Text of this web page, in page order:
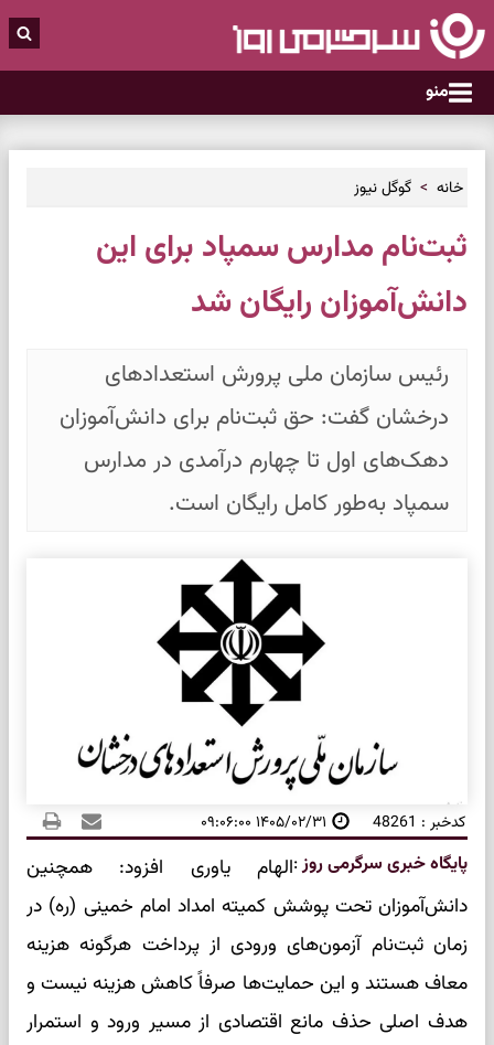
منو
خانه گوگل نیوز
ثبت‌نام مدارس سمپاد برای این
دانش‌آموزان رایگان شد
رئیس سازمان ملی پرورش استعداد‌های
درخشان گفت: حق ثبت‌نام برای دانش‌آموزان
دهک‌های اول تا چهارم درآمدی در مدارس
سمپاد به‌طور کامل رایگان است.
کدخبر : 48261 ۱۴۰۵/۰۲/۳۱ ۰۹:۰۶:۰۰
پایگاه خبری سرگرمی روز:الهام یاوری افزود: همچنین
دانش‌آموزان تحت پوشش کمیته امداد امام خمینی (ره) در
زمان ثبت‌نام آزمون‌های ورودی از پرداخت هرگونه هزینه
معاف هستند و این حمایت‌ها صرفاً کاهش هزینه نیست و
هدف اصلی حذف مانع اقتصادی از مسیر ورود و استمرار